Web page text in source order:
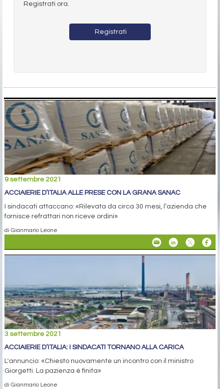
Registrati ora.
Registrati
9 settembre 2021
ACCIAIERIE D’ITALIA ALLE PRESE CON LA GRANA SANAC
I sindacati attaccano: «Rilevata da circa 30 mesi, l’azienda che
fornisce refrattari non riceve ordini»
di Gianmario Leone
3 settembre 2021
ACCIAIERIE D’ITALIA: I SINDACATI TORNANO ALLA CARICA
L'annuncio: «Chiesto nuovamente un incontro con il ministro
Giorgetti. La pazienza è finita»
di Gianmario Leone